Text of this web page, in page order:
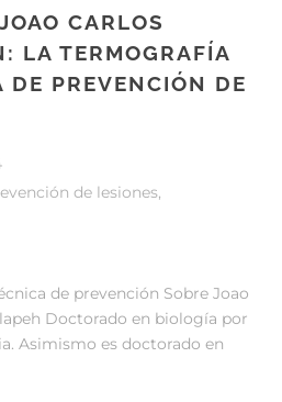
CARLOS
LA TERMOGRAFÍA
DE PREVENCIÓN DE
de lesiones,
de prevención Sobre Joao
Doctorado en biología por
Asimismo es doctorado en